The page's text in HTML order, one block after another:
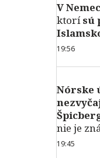
V
ktorísú
19:56
Nórske
nie je
19:45